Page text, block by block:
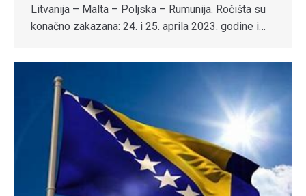
Litvanija – Malta – Poljska – Rumunija. Ročišta su
konačno zakazana: 24. i 25. aprila 2023. godine i…